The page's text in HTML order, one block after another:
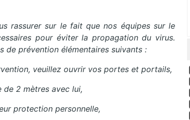
rassurer sur le fait que nos équipes sur le
pour éviter la propagation du virus.
de prévention élémentaires suivants :
veuillez ouvrir vos portes et portails,
2 mètres avec lui,
protection personnelle,